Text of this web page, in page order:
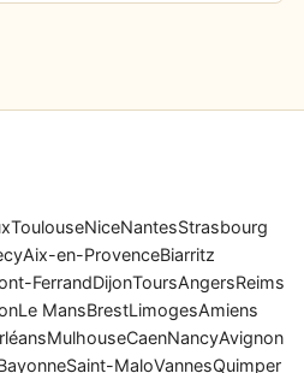
ToulouseNiceNantesStrasbourg
Aix-en-ProvenceBiarritz
FerrandDijonToursAngersReims
Le MansBrestLimogesAmiens
MulhouseCaenNancyAvignon
Saint-MaloVannesQuimper